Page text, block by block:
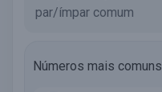
par/ímpar comum
Números mais comuns